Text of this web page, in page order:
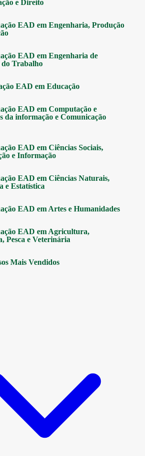
e Direito
EAD em Engenharia, Produção
EAD em Engenharia de
do Trabalho
EAD em Educação
EAD em Computação e
da informação e Comunicação
EAD em Ciências Sociais,
e Informação
EAD em Ciências Naturais,
e Estatística
EAD em Artes e Humanidades
EAD em Agricultura,
Pesca e Veterinária
Mais Vendidos